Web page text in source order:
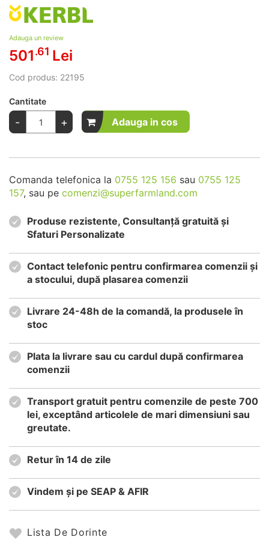
Adauga un review
501.61 Lei
Cod produs: 22195
Cantitate
- + Adauga in cos
Comanda telefonica la 0755 125 156 sau 0755 125
157, sau pe comenzi@superfarmland.com
Produse rezistente, Consultanță gratuită și
Sfaturi Personalizate
Contact telefonic pentru confirmarea comenzii și
a stocului, după plasarea comenzii
Livrare 24-48h de la comandă, la produsele în
stoc
Plata la livrare sau cu cardul după confirmarea
comenzii
Transport gratuit pentru comenzile de peste 700
lei, exceptând articolele de mari dimensiuni sau
greutate.
Retur în 14 de zile
Vindem și pe SEAP & AFIR
Lista De Dorinte